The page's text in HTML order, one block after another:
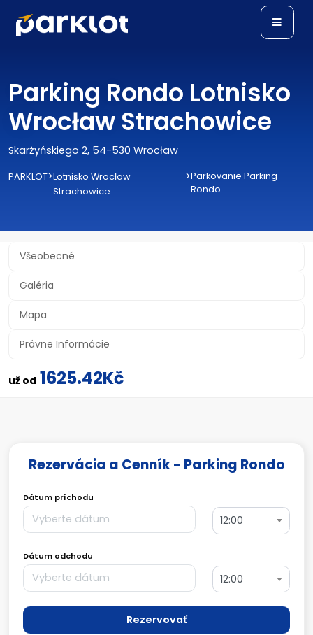
Parking Rondo Lotnisko
Wrocław Strachowice
Skarżyńskiego 2, 54-530 Wrocław
PARKLOT>Lotnisko Wrocław
Strachowice
>Parkovanie Parking
Rondo
Všeobecné
Galéria
Mapa
Právne Informácie
už od 1625.42Kč
Rezervácia a Cenník - Parking Rondo
Dátum príchodu
12:00
Dátum odchodu
12:00
Rezervovať